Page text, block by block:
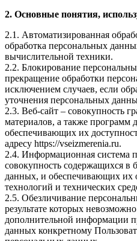
2. Основные понятия,
2.1. Автоматизированная
обработка персональных
вычислительной техники.
2.2. Блокирование
прекращение обработки
исключением случаев, если
уточнения персональных
2.3. Веб-сайт – совокупность
материалов, а также
обеспечивающих их
адресу https://vseizmerenia.ru.
2.4. Информационная система
совокупность содержащихся в
данных, и обеспечивающих их
технологий и технических
2.5. Обезличивание
результате которых
дополнительной информации
данных конкретному